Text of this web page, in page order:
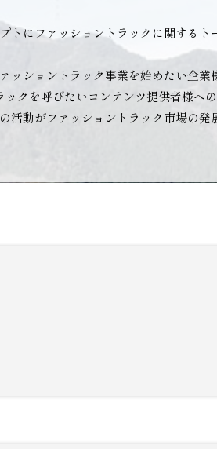
トにファッショントラックに関するト
ッショントラック事業を始めたい企業
クを呼びたいコンテンツ提供者様へ
活動がファッショントラック市場の発